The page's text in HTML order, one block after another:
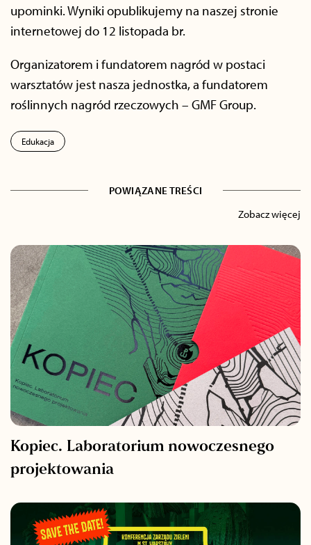
upominki. Wyniki opublikujemy na naszej stronie
internetowej do 12 listopada br.
Organizatorem i fundatorem nagród w postaci
warsztatów jest nasza jednostka, a fundatorem
roślinnych nagród rzeczowych – GMF Group.
Edukacja
POWIĄZANE TREŚCI
Zobacz więcej
Kopiec. Laboratorium nowoczesnego
projektowania